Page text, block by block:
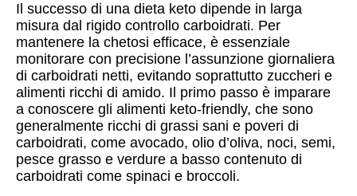
Il successo di una dieta keto dipende in larga
misura dal rigido controllo carboidrati. Per
mantenere la chetosi efficace, è essenziale
monitorare con precisione l’assunzione giornaliera
di carboidrati netti, evitando soprattutto zuccheri e
alimenti ricchi di amido. Il primo passo è imparare
a conoscere gli alimenti keto-friendly, che sono
generalmente ricchi di grassi sani e poveri di
carboidrati, come avocado, olio d’oliva, noci, semi,
pesce grasso e verdure a basso contenuto di
carboidrati come spinaci e broccoli.